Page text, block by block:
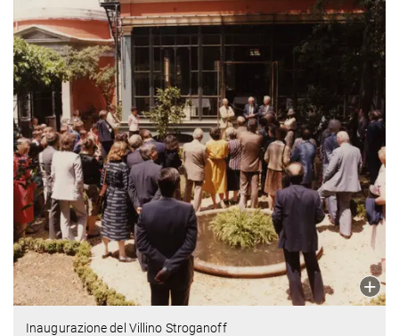
Inaugurazione del Villino Stroganoff